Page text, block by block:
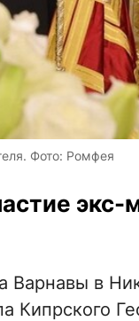
Фото: Ромфея
Варнавы в
Кипрского